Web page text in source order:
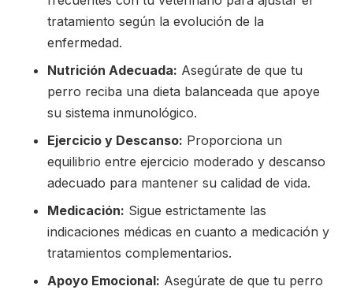
tratamiento según la evolución de la
enfermedad.
Nutrición Adecuada: Asegúrate de que tu
perro reciba una dieta balanceada que apoye
su sistema inmunológico.
Ejercicio y Descanso: Proporciona un
equilibrio entre ejercicio moderado y descanso
adecuado para mantener su calidad de vida.
Medicación: Sigue estrictamente las
indicaciones médicas en cuanto a medicación y
tratamientos complementarios.
Apoyo Emocional: Asegúrate de que tu perro